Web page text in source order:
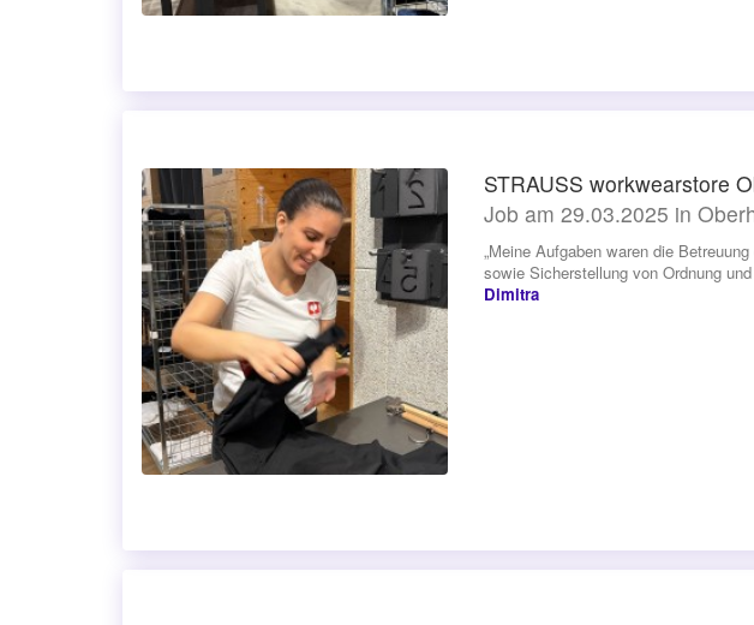
STRAUSS workwearstore
Job am 29.03.2025 in
„Meine Aufgaben waren die
sowie Sicherstellung von Ordnung
Dimitra